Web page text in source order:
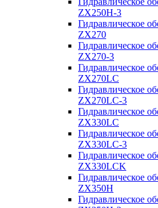
ZX250Н-3
Гидравлическое
ZX270
Гидравлическое
ZX270-3
Гидравлическое
ZX270LC
Гидравлическое
ZX270LC-3
Гидравлическое
ZX330LC
Гидравлическое
ZX330LC-3
Гидравлическое
ZX330LCK
Гидравлическое
ZX350H
Гидравлическое